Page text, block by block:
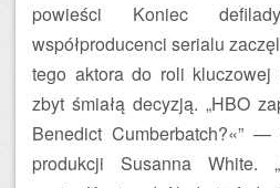
powieści Koniec
współproducenci serialu
tego aktora do roli kluczowej
zbyt śmiałą decyzją. „HBO
Benedict Cumberbatch?«” —
produkcji Susanna White.